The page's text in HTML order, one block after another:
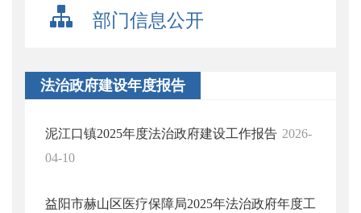
部门信息公开
法治政府建设年度报告
泥江口镇2025年度法治政府建设工作报告 2026-
04-10
益阳市赫山区医疗保障局2025年法治政府年度工